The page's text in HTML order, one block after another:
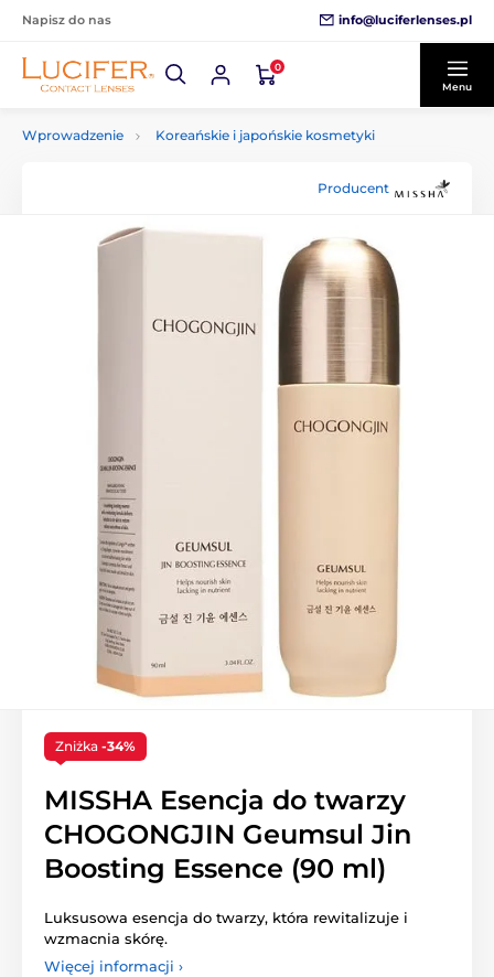
Napisz do nas info@luciferlenses.pl
0
Menu
Wprowadzenie Koreańskie i japońskie kosmetyki
Producent
Zniżka -34%
MISSHA Esencja do twarzy
CHOGONGJIN Geumsul Jin
Boosting Essence (90 ml)
Luksusowa esencja do twarzy, która rewitalizuje i
wzmacnia skórę.
Więcej informacji ›